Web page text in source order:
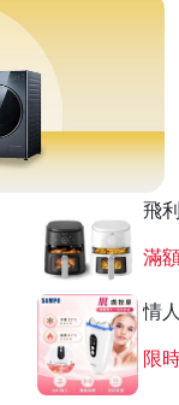
飛
滿
情
限